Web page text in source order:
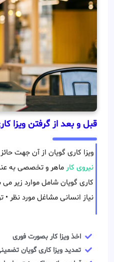
قبل و بعد از گرفتن ویزا
ویزا کاری گویان از آن جهت
نیروی کار ماهر و تخصصی به
کاری گویان شامل موارد زیر
نیاز انسانی مشاغل مورد نظر
اخذ ویزا کار بصورت فوری
تمدید ویزا کاری گویان